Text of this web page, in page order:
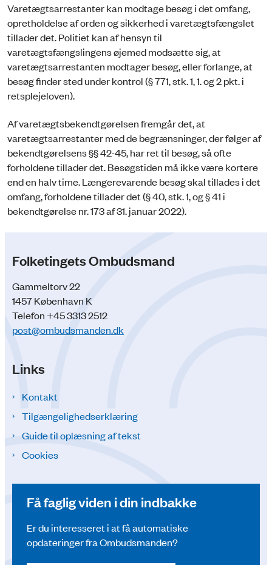
Varetægtsarrestanter kan modtage besøg i det omfang,
opretholdelse af orden og sikkerhed i varetægtsfængslet
tillader det. Politiet kan af hensyn til
varetægtsfængslingens øjemed modsætte sig, at
varetægtsarrestanten modtager besøg, eller forlange, at
besøg finder sted under kontrol (§ 771, stk. 1, 1. og 2 pkt. i
retsplejeloven).
Af varetægtsbekendtgørelsen fremgår det, at
varetægtsarrestanter med de begrænsninger, der følger af
bekendtgørelsens §§ 42-45, har ret til besøg, så ofte
forholdene tillader det. Besøgstiden må ikke være kortere
end en halv time. Længerevarende besøg skal tillades i det
omfang, forholdene tillader det (§ 40, stk. 1, og § 41 i
bekendtgørelse nr. 173 af 31. januar 2022).
Folketingets Ombudsmand
Gammeltorv 22
1457 København K
Telefon +45 3313 2512
post@ombudsmanden.dk
Links
Kontakt
Tilgængelighedserklæring
Guide til oplæsning af tekst
Cookies
Få faglig viden i din indbakke
Er du interesseret i at få automatiske
opdateringer fra Ombudsmanden?